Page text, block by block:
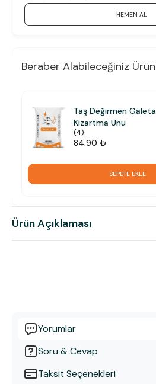
HEMEN AL
Beraber Alabileceğiniz
Taş Değirmen Galeta
Kızartma Unu
(4)
84.90 ₺
SEPETE EKLE
Ürün Açıklaması
Yorumlar
Soru & Cevap
Taksit Seçenekleri